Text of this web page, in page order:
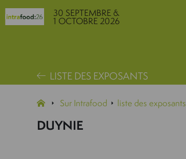
30 SEPTEMBRE &
1 OCTOBRE 2026
LISTE DES EXPOSANTS
Sur Intrafood liste des exposants
DUYNIE